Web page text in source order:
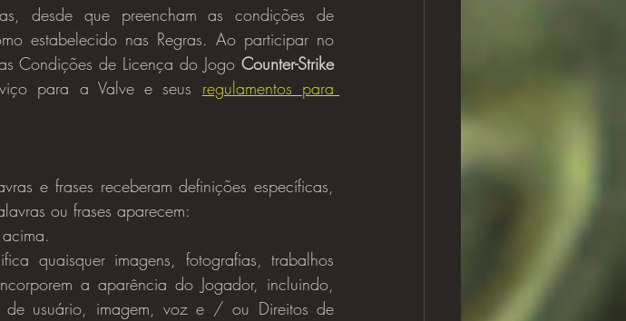
estabelecido nas Regras. Ao participar no
Condições de Licença do Jogo Counter-Strike
para a Valve e seus regulamentos para
ou frases aparecem:
quaisquer imagens, fotografias, trabalhos
a aparência do Jogador, incluindo,
de usuário, imagem, voz e / ou Direitos de